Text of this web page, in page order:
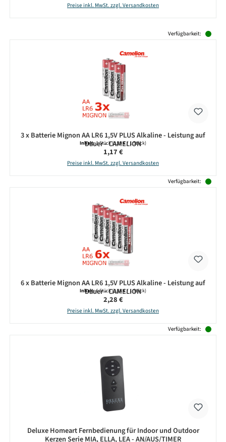
Preise inkl. MwSt. zzgl. Versandkosten
Verfügbarkeit:
3 x Batterie Mignon AA LR6 1,5V PLUS Alkaline - Leistung auf
Dauer - CAMELION
Inhalt:3 Stück(0,39 € / 1 Stück)
Regulärer Preis:
1,17 €
Preise inkl. MwSt. zzgl. Versandkosten
Verfügbarkeit:
6 x Batterie Mignon AA LR6 1,5V PLUS Alkaline - Leistung auf
Dauer - CAMELION
Inhalt:6 Stück(0,38 € / 1 Stück)
Regulärer Preis:
2,28 €
Preise inkl. MwSt. zzgl. Versandkosten
Verfügbarkeit:
Deluxe Homeart Fernbedienung für Indoor und Outdoor
Kerzen Serie MIA, ELLA, LEA - AN/AUS/TIMER